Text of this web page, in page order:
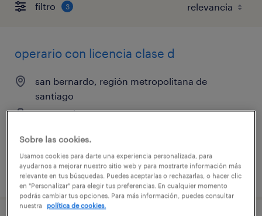
filtro 3
operario con licencia clase d
san bernardo, región metropolitana de
santiago
temporal
publicado el 20 julio 2026
Sobre las cookies.
Usamos cookies para darte una experiencia personalizada, para
ayudarnos a mejorar nuestro sitio web y para mostrarte información más
relevante en tus búsquedas. Puedes aceptarlas o rechazarlas, o hacer clic
en "Personalizar" para elegir tus preferencias. En cualquier momento
podrás cambiar tus opciones. Para más información, puedes consultar
nuestra
política de cookies.